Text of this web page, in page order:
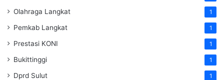
Olahraga Langkat 1
Pemkab Langkat 1
Prestasi KONI 1
Bukittinggi 1
Dprd Sulut 1